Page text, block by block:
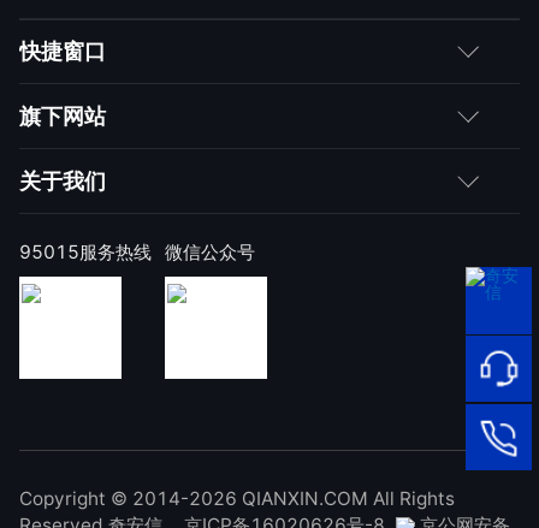
95015
网络安
全服务
热线
在线客
客户
合作伙伴
求职者
快捷窗口
如何购买
产品注册与激活
样本上报
奇安信天守安全软件
旗下网站
网神
技术研究院
补天漏洞响应平台
关于我们
公司简介
公司新闻
进出口合规声明
95015服务热线 微信公众号
Copyright © 2014-2026 QIANXIN.COM All Rights